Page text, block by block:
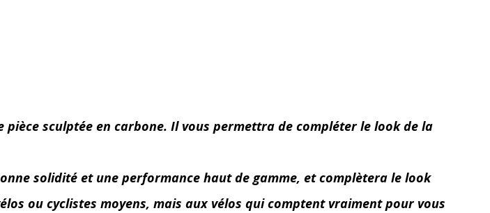
sculptée en carbone. Il vous permettra de compléter le look de la
solidité et une performance haut de gamme, et complètera le look
ou cyclistes moyens, mais aux vélos qui comptent vraiment pour vous